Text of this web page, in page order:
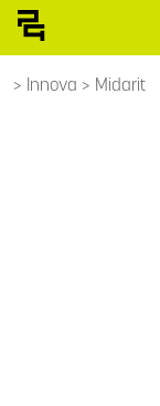
Innova Midarit